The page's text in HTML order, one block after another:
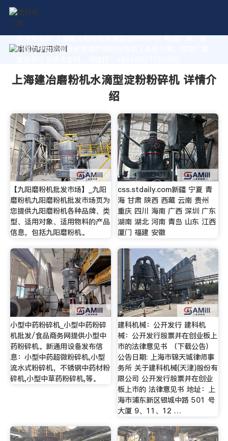
作为专业的 上海建冶磨粉机水滴型淀粉粉碎机 制造厂家，我
们致力于为您量身定制高价值的粉体加工系统方案。获取厂家
上海建冶磨粉机水滴型淀粉粉碎机 详情介
绍
【九阳磨粉机批发市场】_九阳
磨粉机九阳磨粉机批发市场页为
您提供九阳磨粉机各种品牌、类
型、适用对象、适用物料的产品
信息，包括九阳磨粉机。
css.stdaily.com新疆 宁夏 青
海 甘肃 陕西 西藏 云南 贵州
重庆 四川 海南 广西 深圳 广东
湖南 湖北 河南 青岛 山东 江西
厦门 福建 安徽
小型中药粉碎机_小型中药粉碎
机批发/食品商务网提供小型中
药粉碎机。新通用设备发布信
息：小型中药超微粉碎机,小型
流水式粉碎机，不锈钢中药材粉
碎机,小型中草药粉碎机,等。
建科机械：公开发行 建科机
械：公开发行股票并在创业板上
市的法律意见书 （下载公告）
公告日期: 上海市锦天城律师事
务所 关于建科机械(天津)股份有
限公司 公开发行股票并在创业
板上市的 法律意见书 地址：上
海市浦东新区银城中路 501 号
大厦 9、11、12 …